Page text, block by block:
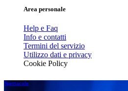
Area personale
Help e Faq
Info e contatti
Termini del servizio
Utilizzo dati e privacy
Cookie Policy
Spettacolo